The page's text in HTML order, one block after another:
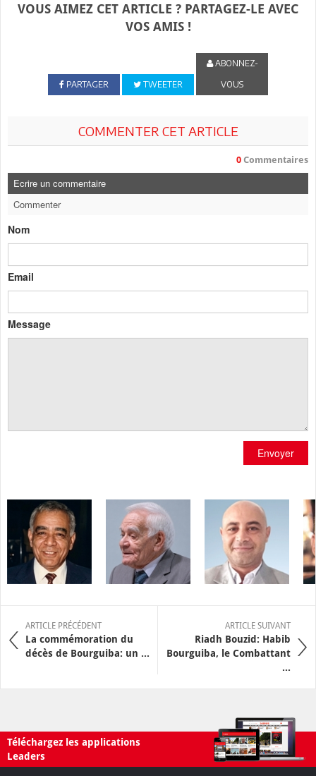
VOUS AIMEZ CET ARTICLE ? PARTAGEZ-LE AVEC
VOS AMIS !
PARTAGER TWEETER
ABONNEZ-
VOUS
COMMENTER CET ARTICLE
0 Commentaires
Ecrire un commentaire
Commenter
Nom
Email
Message
Envoyer
ARTICLE PRÉCÉDENT
La commémoration du
décès de Bourguiba: un ...
ARTICLE SUIVANT
Riadh Bouzid: Habib
Bourguiba, le Combattant
...
Téléchargez les applications
Leaders